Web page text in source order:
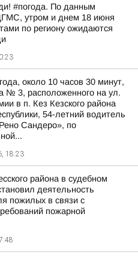
#погода. По данным
утром и днем 18 июня
по региону ожидаются
около 10 часов 30 минут,
№ 3, расположенного на ул.
в п. Кез Кезского района
54-летний водитель
Сандеро», по
18:23
района в судебном
деятельность
пожилых в связи с
пожарной